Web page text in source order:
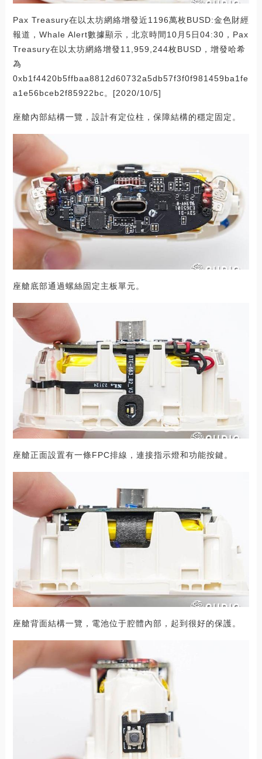
Pax Treasury在以太坊網絡增發近1196萬枚BUSD:金色財經
報道，Whale Alert數據顯示，北京時間10月5日04:30，Pax
Treasury在以太坊網絡增發11,959,244枚BUSD，增發哈希
為
0xb1f4420b5ffbaa8812d60732a5db57f3f0f981459ba1fe
a1e56bceb2f85922bc。[2020/10/5]
座艙內部結構一覽，設計有定位柱，保障結構的穩定固定。
座艙底部通過螺絲固定主板單元。
座艙正面設置有一條FPC排線，連接指示燈和功能按鍵。
座艙背面結構一覽，電池位于腔體內部，起到很好的保護。